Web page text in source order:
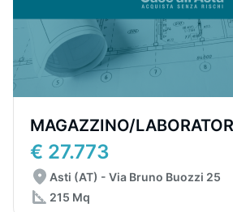
MAGAZZINO/
€ 27.773
Asti (AT) - Via Bruno Buozzi 25
215 Mq